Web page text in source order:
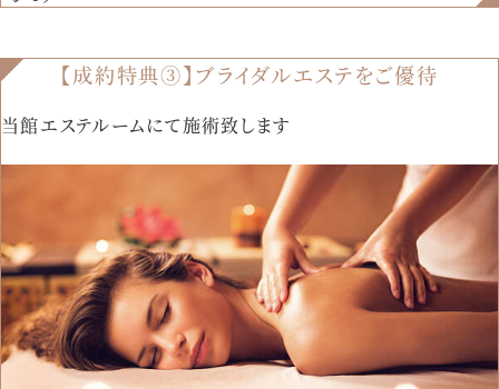
【成約特典③】ブライダルエステをご優待
当館エステルームにて施術致します